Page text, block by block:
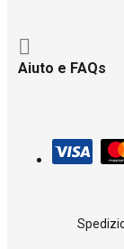
Aiuto e FAQs